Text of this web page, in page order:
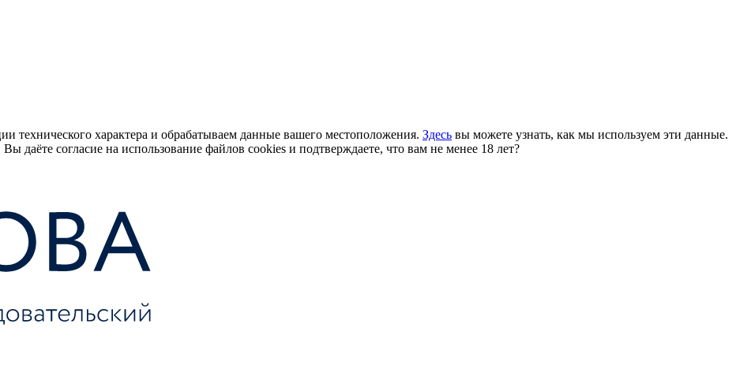
технического характера и обрабатываем данные вашего местоположения. Здесь вы можете узнать, как мы используем эти данные.
даёте согласие на использование файлов cookies и подтверждаете, что вам не менее 18 лет?